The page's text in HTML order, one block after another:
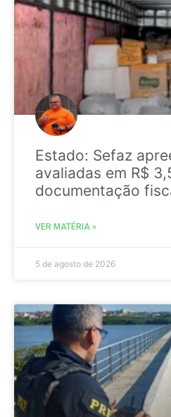
Estado: Sefaz
avaliadas em R$
documentação
VER MATÉRIA »
5 de agosto de 2026